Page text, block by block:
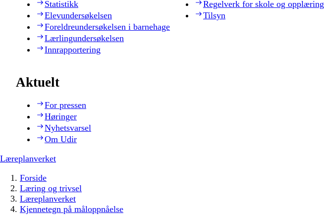
Statistikk
Elevundersøkelsen
Foreldreundersøkelsen i barnehage
Lærlingundersøkelsen
Innrapportering
Regelverk for skole og opplæring
Tilsyn
Aktuelt
For pressen
Høringer
Nyhetsvarsel
Om Udir
Læreplanverket
Forside
Læring og trivsel
Læreplanverket
Kjennetegn på måloppnåelse